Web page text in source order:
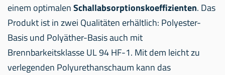
einem optimalenSchallabsorptionskoeffizienten. Das
Produkt ist in zwei Qualitäten erhältlich: Polyester-
Basis und Polyäther-Basis auch mit
Brennbarkeitsklasse UL 94 HF-1. Mit dem leicht zu
verlegenden Polyurethanschaum kann das